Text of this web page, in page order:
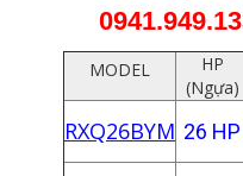
MODEL
HP
(Ngựa)
RXQ26BYM 26 HP